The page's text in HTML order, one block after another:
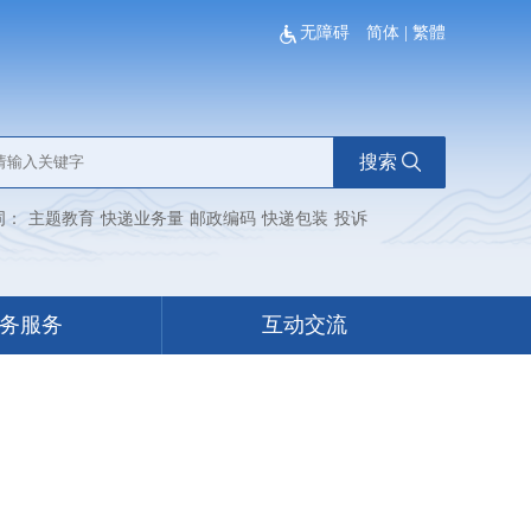
无障碍 简体 繁體
搜索
主题教育 快递业务量 邮政编码 快递包装 投诉
服务 互动交流